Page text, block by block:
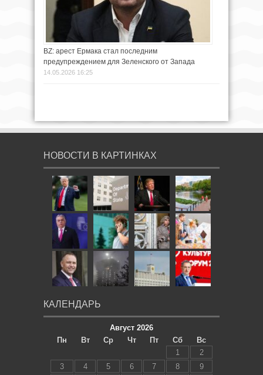
BZ: арест Ермака стал последним
предупреждением для Зеленского от Запада
14.05.2026 16:25
НОВОСТИ В КАРТИНКАХ
КАЛЕНДАРЬ
Август 2026
Пн
Вт Ср Чт Пт Сб
Вс
1
2
3
4 5 6 7 8
9